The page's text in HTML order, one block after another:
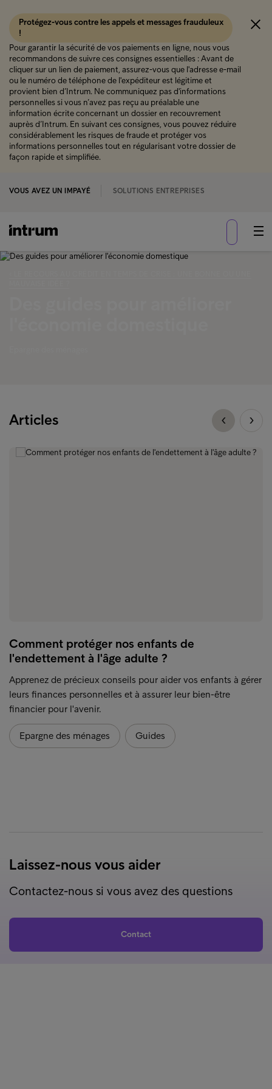
Protégez-vous contre les appels et messages frauduleux
!
Pour garantir la sécurité de vos paiements en ligne, nous vous
recommandons de suivre ces consignes essentielles : Avant de
cliquer sur un lien de paiement, assurez-vous que l'adresse e-mail
ou le numéro de téléphone de l'expéditeur est légitime et
provient bien d’Intrum. Ne communiquez pas d'informations
personnelles si vous n’avez pas reçu au préalable une
information écrite concernant un dossier en recouvrement
auprès d’Intrum. En suivant ces consignes, vous pouvez réduire
considérablement les risques de fraude et protéger vos
informations personnelles tout en régularisant votre dossier de
façon rapide et simplifiée.
VOUS AVEZ UN IMPAYÉ SOLUTIONS ENTREPRISES
Articles
Comment protéger nos enfants de
l'endettement à l'âge adulte ?
Apprenez de précieux conseils pour aider vos enfants à gérer
leurs finances personnelles et à assurer leur bien-être
financier pour l'avenir.
Epargne des ménages Guides
Laissez-nous vous aider
Contactez-nous si vous avez des questions
Contact